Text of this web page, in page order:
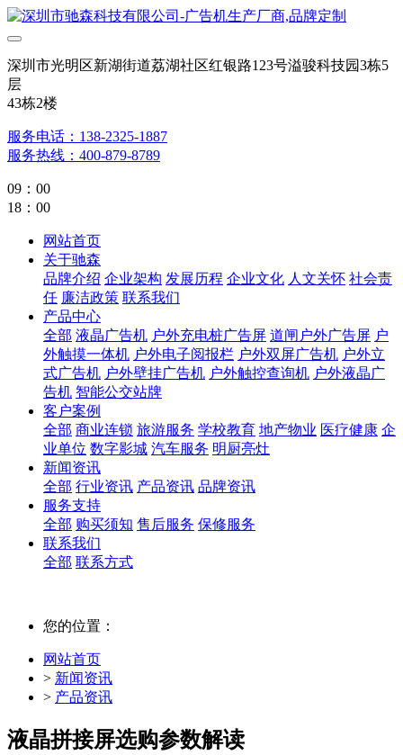
深圳市光明区新湖街道荔湖社区红银路123号溢骏科技园3栋5
层
43栋2楼
服务电话：138-2325-1887
服务热线：400-879-8789
09：00
18：00
网站首页
关于驰森
品牌介绍 企业架构 发展历程 企业文化 人文关怀 社会责
任 廉洁政策 联系我们
产品中心
全部 液晶广告机 户外充电桩广告屏 道闸户外广告屏 户
外触摸一体机 户外电子阅报栏 户外双屏广告机 户外立
式广告机 户外壁挂广告机 户外触控查询机 户外液晶广
告机 智能公交站牌
客户案例
全部 商业连锁 旅游服务 学校教育 地产物业 医疗健康 企
业单位 数字影城 汽车服务 明厨亮灶
新闻资讯
全部 行业资讯 产品资讯 品牌资讯
服务支持
全部 购买须知 售后服务 保修服务
联系我们
全部 联系方式
您的位置：
网站首页
> 新闻资讯
> 产品资讯
液晶拼接屏选购参数解读